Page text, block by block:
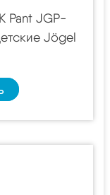
Pant JGP-
Jögel